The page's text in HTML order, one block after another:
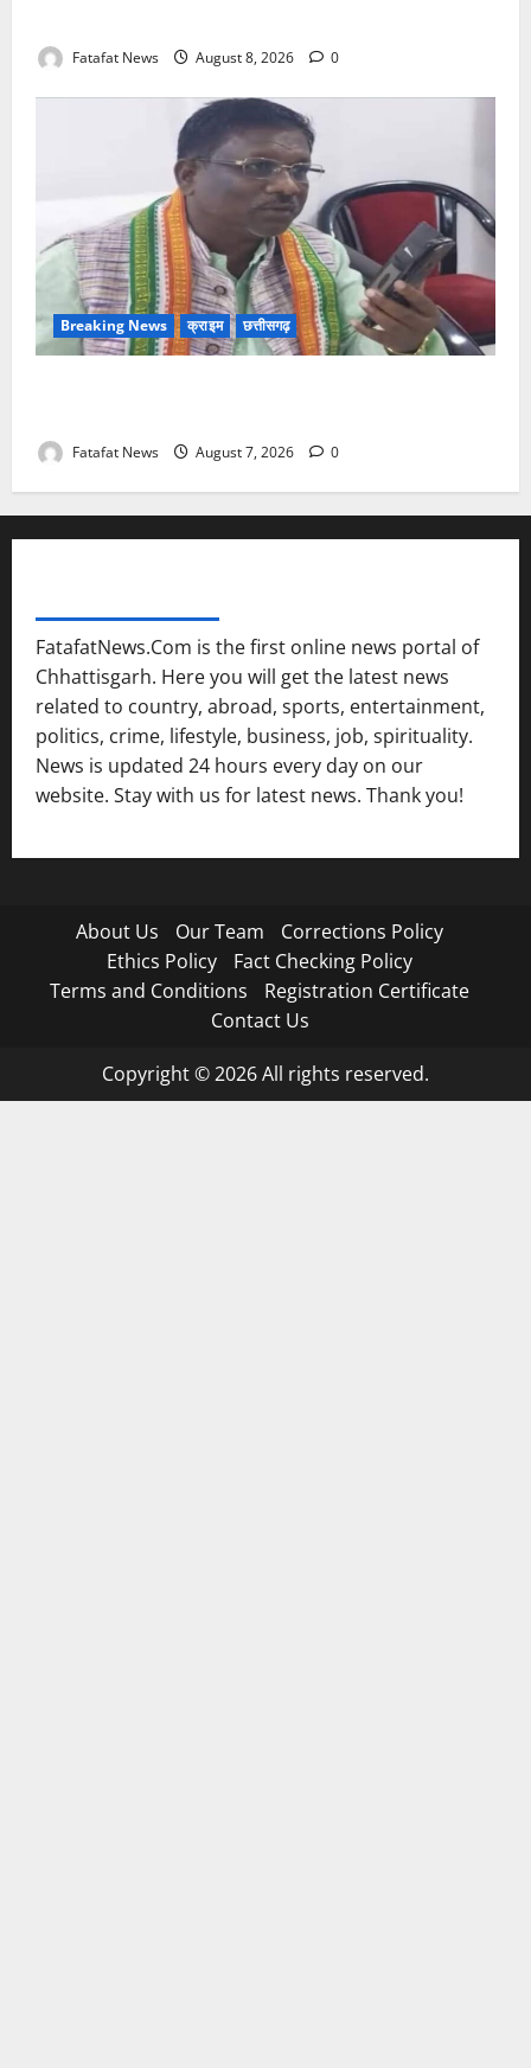
Fatafat News August 8, 2026 0
Breaking News क्राइम छत्तीसगढ़
Fatafat News August 7, 2026 0
FatafatNews.Com is the first online news portal of
Chhattisgarh. Here you will get the latest news
related to country, abroad, sports, entertainment,
politics, crime, lifestyle, business, job, spirituality.
News is updated 24 hours every day on our
website. Stay with us for latest news. Thank you!
About Us Our Team
Corrections Policy
Ethics Policy
Fact Checking Policy
Terms and Conditions
Registration Certificate
Contact Us
Copyright © 2026 All rights reserved.